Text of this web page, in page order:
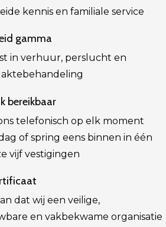
kennis en familiale service
gamma
in verhuur, perslucht en
bereikbaar
telefonisch op elk moment
of spring eens binnen in één
vijf vestigingen
dat wij een veilige,
en vakbekwame organisatie